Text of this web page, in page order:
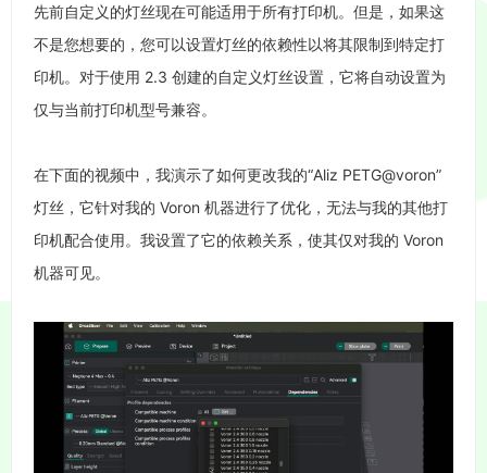
先前自定义的灯丝现在可能适用于所有打印机。但是，如果这
不是您想要的，您可以设置灯丝的依赖性以将其限制到特定打
印机。对于使用 2.3 创建的自定义灯丝设置，它将自动设置为
仅与当前打印机型号兼容。
在下面的视频中，我演示了如何更改我的“Aliz PETG@voron”
灯丝，它针对我的 Voron 机器进行了优化，无法与我的其他打
印机配合使用。我设置了它的依赖关系，使其仅对我的 Voron
机器可见。